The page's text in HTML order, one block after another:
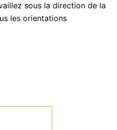
sous la direction de la
les orientations